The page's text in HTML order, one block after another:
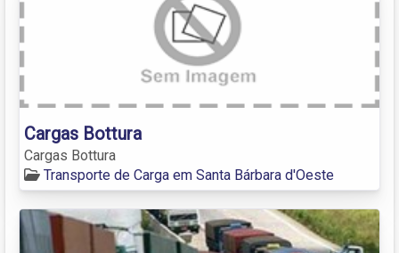
Cargas Bottura
Cargas Bottura
Transporte de Carga em Santa Bárbara d'Oeste